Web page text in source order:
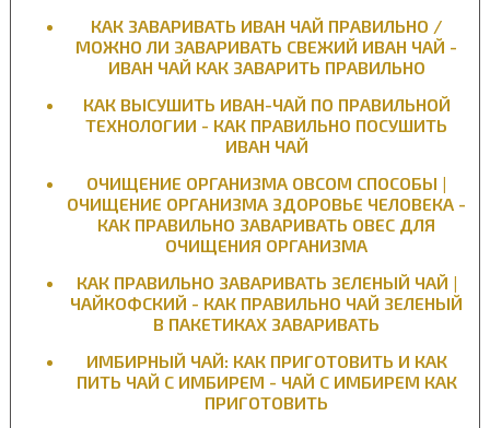
КАК ЗАВАРИВАТЬ ИВАН ЧАЙ ПРАВИЛЬНО /
МОЖНО ЛИ ЗАВАРИВАТЬ СВЕЖИЙ ИВАН ЧАЙ -
ИВАН ЧАЙ КАК ЗАВАРИТЬ ПРАВИЛЬНО
КАК ВЫСУШИТЬ ИВАН-ЧАЙ ПО ПРАВИЛЬНОЙ
ТЕХНОЛОГИИ - КАК ПРАВИЛЬНО ПОСУШИТЬ
ИВАН ЧАЙ
ОЧИЩЕНИЕ ОРГАНИЗМА ОВСОМ СПОСОБЫ |
ОЧИЩЕНИЕ ОРГАНИЗМА ЗДОРОВЬЕ ЧЕЛОВЕКА -
КАК ПРАВИЛЬНО ЗАВАРИВАТЬ ОВЕС ДЛЯ
ОЧИЩЕНИЯ ОРГАНИЗМА
КАК ПРАВИЛЬНО ЗАВАРИВАТЬ ЗЕЛЕНЫЙ ЧАЙ |
ЧАЙКОФСКИЙ - КАК ПРАВИЛЬНО ЧАЙ ЗЕЛЕНЫЙ
В ПАКЕТИКАХ ЗАВАРИВАТЬ
ИМБИРНЫЙ ЧАЙ: КАК ПРИГОТОВИТЬ И КАК
ПИТЬ ЧАЙ С ИМБИРЕМ - ЧАЙ С ИМБИРЕМ КАК
ПРИГОТОВИТЬ